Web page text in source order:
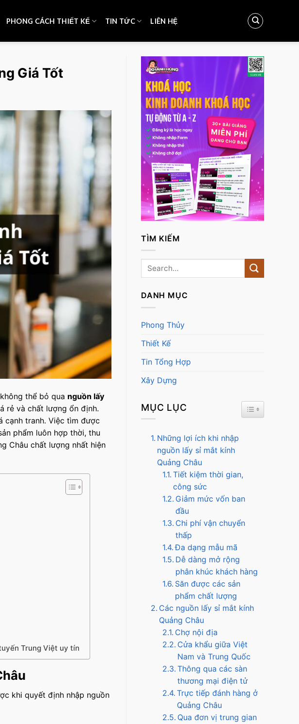
PHONG CÁCH THIẾT KẾ TIN TỨC LIÊN HỆ
Giá Tốt
thể bỏ qua nguồn lấy
rẻ và chất lượng ổn định.
cạnh tranh. Việc tìm được
phẩm luôn hợp thời, thu
Châu chất lượng nhất hiện
Trung Việt uy tín
khi quyết định nhập nguồn
TÌM KIẾM
DANH MỤC
Phong Thủy
Thiết Kế
Tin Tổng Hợp
Xây Dựng
MỤC LỤC TOGGLE
Những lợi ích khi nhập
nguồn lấy sỉ mắt kính
Quảng Châu
Tiết kiệm thời gian,
công sức
Giảm mức vốn ban
đầu
Chi phí vận chuyển
thấp
Đa dạng mẫu mã
Dễ dàng mở rộng
phân khúc khách hàng
Săn được các sản
phẩm chất lượng
Các nguồn lấy sỉ mắt kính
Quảng Châu
Chợ nội địa
Cửa khẩu giữa Việt
Nam và Trung Quốc
Thông qua các sàn
thương mại điện tử
Trực tiếp đánh hàng ở
Quảng Châu
Qua đơn vị trung gian